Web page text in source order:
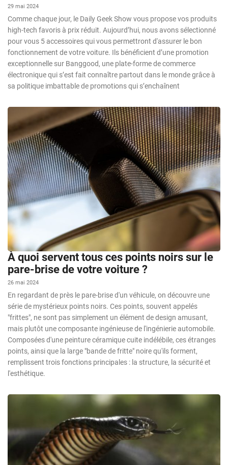
29 mai 2024
Comme chaque jour, le Daily Geek Show vous propose vos produits
high-tech favoris à prix réduit. Aujourd’hui, nous avons sélectionné
pour vous 5 accessoires qui vous permettront d'assurer le bon
fonctionnement de votre voiture. Ils bénéficient d’une promotion
exceptionnelle sur Banggood, une plate-forme de commerce
électronique qui s’est fait connaître partout dans le monde grâce à
sa politique imbattable de promotions qui s’enchaînent
À quoi servent tous ces points noirs sur le
pare-brise de votre voiture ?
26 mai 2024
En regardant de près le pare-brise d'un véhicule, on découvre une
série de mystérieux points noirs. Ces points, souvent appelés
"frittes", ne sont pas simplement un élément de design amusant,
mais plutôt une composante ingénieuse de l'ingénierie automobile.
Composées d'une peinture céramique cuite indélébile, ces étranges
points, ainsi que la large "bande de fritte" noire qu'ils forment,
remplissent trois fonctions principales : la structure, la sécurité et
l'esthétique.